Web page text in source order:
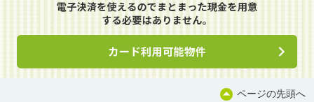
ページの先頭へ